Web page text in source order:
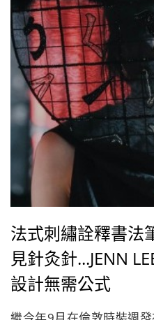
法式刺繡詮釋書法
見針灸針...JENN
設計無需公式